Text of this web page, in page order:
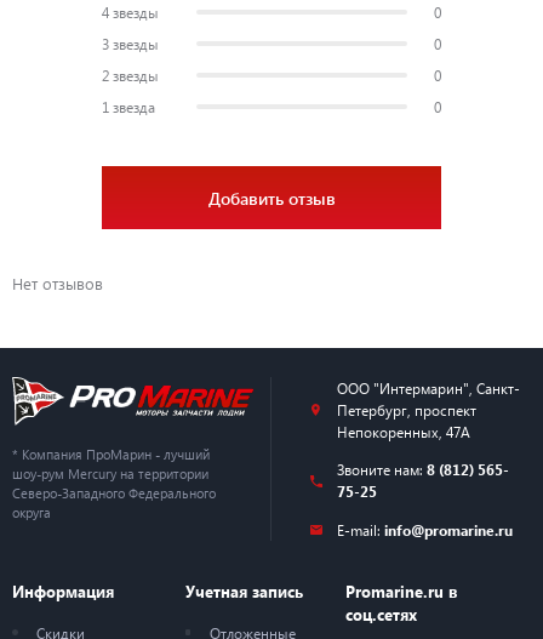
4 звезды
0
3 звезды
0
2 звезды
0
1 звезда
0
Добавить отзыв
Нет отзывов
* Компания ПроМарин - лучший
шоу-рум Mercury на территории
Северо-Западного Федерального
округа
ООО "Интермарин" Санкт-
Петербург, проспект
Непокоренных, 47А
Звоните нам: 8 (812) 565-
75-25
E-mail: info@promarine.ru
Информация
Скидки
Учетная запись
Отложенные
Promarine.ru в
соц.сетях